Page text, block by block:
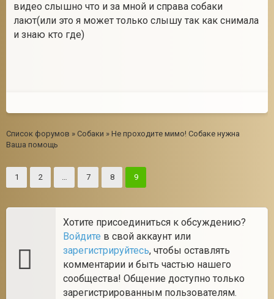
видео слышно что и за мной и справа собаки
лают(или это я может только слышу так как снимала
и знаю кто где)
Список форумов » Собаки » Не проходите мимо! Собаке нужна
Ваша помощь
1 2 … 7 8 9
Хотите присоединиться к обсуждению?
Войдите в свой аккаунт или
зарегистрируйтесь, чтобы оставлять
комментарии и быть частью нашего
сообщества! Общение доступно только
зарегистрированным пользователям.